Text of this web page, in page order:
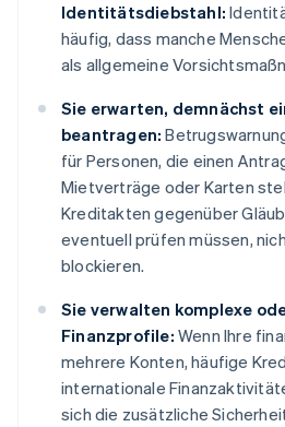
Identitätsdiebstahl:
häufig, dass manche
als allgemeine
Sie erwarten, demnächst
beantragen:
für Personen, die einen
Mietverträge oder Karten
Kreditakten gegenüber
eventuell prüfen müssen,
blockieren.
Sie verwalten komplexe
Finanzprofile: Wenn Ihre
mehrere Konten, häufige
internationale
sich die zusätzliche